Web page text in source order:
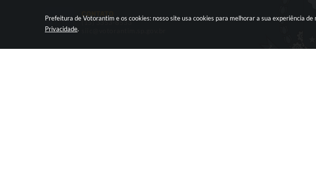
Prefeitura de Votorantim e os cookies: nosso site usa cookies para melhorar a sua experiência
Privacidade.
CONTATO
(15) 3353-8533